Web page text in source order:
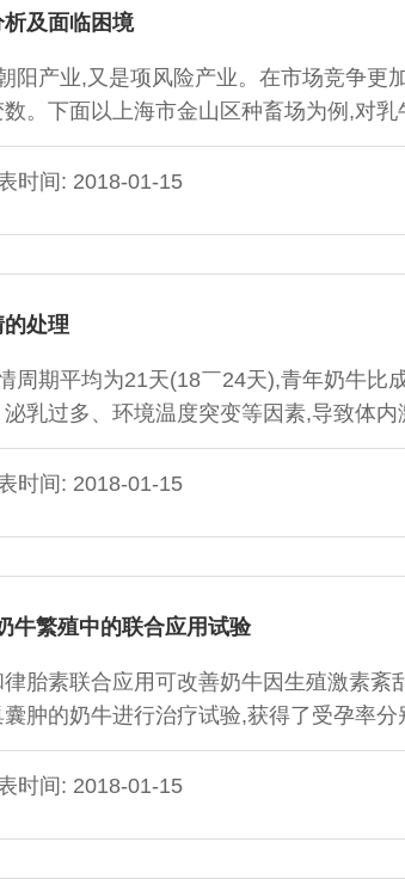
及面临困境
阳产业,又是项风险产业。在市场竞争更
。下面以上海市金山区种畜场为例,对
个集体所有制牧场,从几十年牧场经营
理、技术管理以及外力支撑搬迁、环保
间: 2018-01-15
处理
周期平均为21天(18￣24天),青年奶牛比
乳过多、环境温度突变等因素,导致体
要根据不同情况进行处理。1二次发情
、配种后,接着又很快出现第二次发情,
间: 2018-01-15
牛繁殖中的联合应用试验
胎素联合应用可改善奶牛因生殖激素紊
肿的奶牛进行治疗试验,获得了受孕率分
间: 2018-01-15